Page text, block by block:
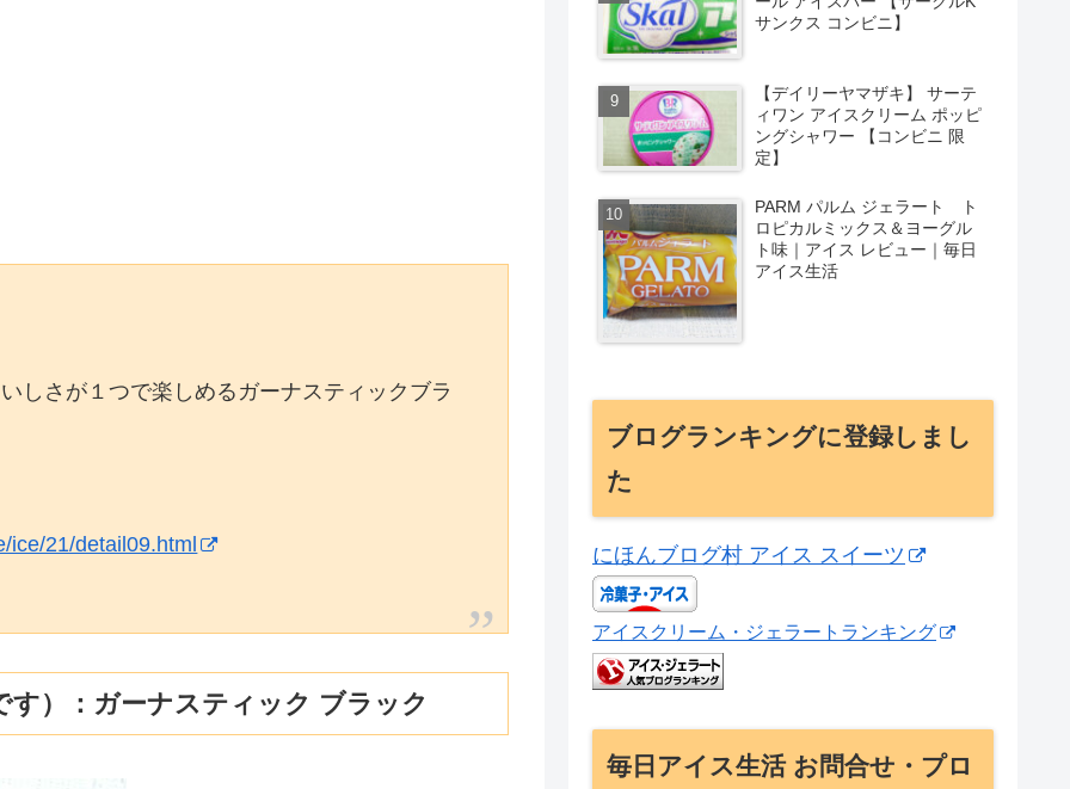
しさが１つで楽しめるガーナスティックブラ
ice/21/detail09.html
）：ガーナスティック ブラック
サンクス コンビニ】
【デイリーヤマザキ】 サーテ
ィワン アイスクリーム ポッピ
ングシャワー 【コンビニ 限
定】
PARM パルム ジェラート ト
ロピカルミックス＆ヨーグル
ト味｜アイス レビュー｜毎日
アイス生活
ブログランキングに登録しまし
た
にほんブログ村 アイス スイーツ
アイスクリーム・ジェラートランキング
毎日アイス生活 お問合せ・プロ